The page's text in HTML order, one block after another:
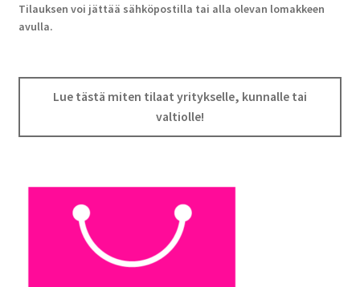
Tilauksen voi jättää sähköpostilla tai alla olevan lomakkeen
avulla.
Lue tästä miten tilaat yritykselle, kunnalle tai
valtiolle!